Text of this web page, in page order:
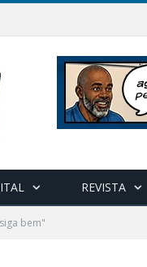
REVISTA
bem"